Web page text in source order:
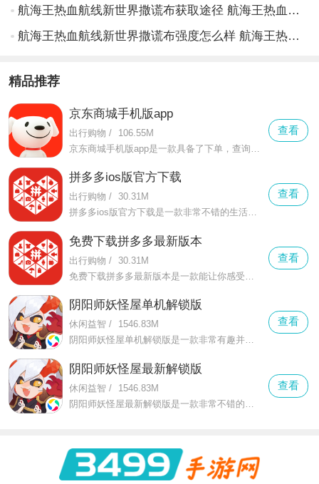
航海王热血航线新世界撒谎布获取途径 航海王热血航线新世界撒谎布限时卡池结束时间
航海王热血航线新世界撒谎布强度怎么样 航海王热血航线新世界撒谎布技能一览
精品推荐
京东商城手机版app
出行购物 /
106.55M
查看
拼多多ios版官方下载
出行购物 /
30.31M
拼多多ios版官方下载是一款非常不错的生活购物类软件，在这款拼多多ios版官方下载中用户可以更好的以极低的价格来选择自己想要的商品和服务
查看
免费下载拼多多最新版本
出行购物 /
30.31M
查看
阴阳师妖怪屋单机解锁版
休闲益智 /
1546.83M
阴阳师妖怪屋单机解锁版是一款非常有趣并且轻松好玩的休闲养成手游，在这款阴阳师妖怪屋单机解锁版中玩家会感受到全新细腻的卡通造型
查看
阴阳师妖怪屋最新解锁版
休闲益智 /
1546.83M
阴阳师妖怪屋最新解锁版是一款非常不错的轻松休闲养成手机游戏，在这款阴阳师妖怪屋最新解锁版中你可以感受到全新的细腻卡通造型的画面
查看